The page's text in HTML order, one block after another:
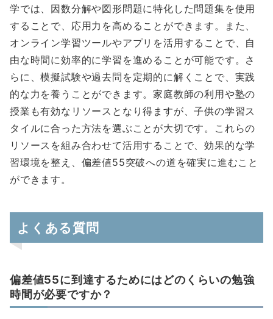
学では、因数分解や図形問題に特化した問題集を使用
することで、応用力を高めることができます。また、
オンライン学習ツールやアプリを活用することで、自
由な時間に効率的に学習を進めることが可能です。さ
らに、模擬試験や過去問を定期的に解くことで、実践
的な力を養うことができます。家庭教師の利用や塾の
授業も有効なリソースとなり得ますが、子供の学習ス
タイルに合った方法を選ぶことが大切です。これらの
リソースを組み合わせて活用することで、効果的な学
習環境を整え、偏差値55突破への道を確実に進むこと
ができます。
よくある質問
偏差値55に到達するためにはどのくらいの勉強
時間が必要ですか？